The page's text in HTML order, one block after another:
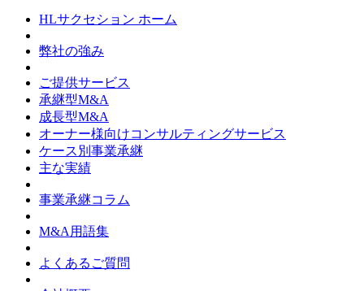
HLサクセション ホーム
弊社の強み
ご提供サービス
承継型M&A
成長型M&A
オーナー様向けコンサルティングサービス
ケース別事業承継
主な実績
事業承継コラム
M&A用語集
よくあるご質問